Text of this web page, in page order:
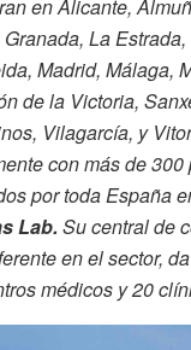
en Alicante,
La
Madrid, Málaga,
de la Victoria,
Vilagarcía, y
con más de 300
por toda España
Lab. Su central de
en el sector,
médicos y 20